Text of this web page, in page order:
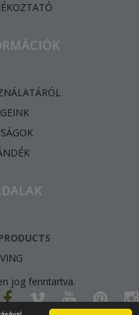
jog fenntartva.